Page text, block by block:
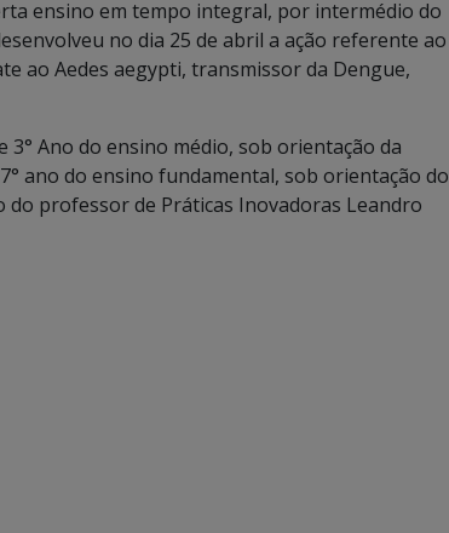
ensino em tempo integral, por intermédio do
no dia 25 de abril a ação referente ao
ao Aedes aegypti, transmissor da Dengue,
3° Ano do ensino médio, sob orientação da
ano do ensino fundamental, sob orientação do
professor de Práticas Inovadoras Leandro